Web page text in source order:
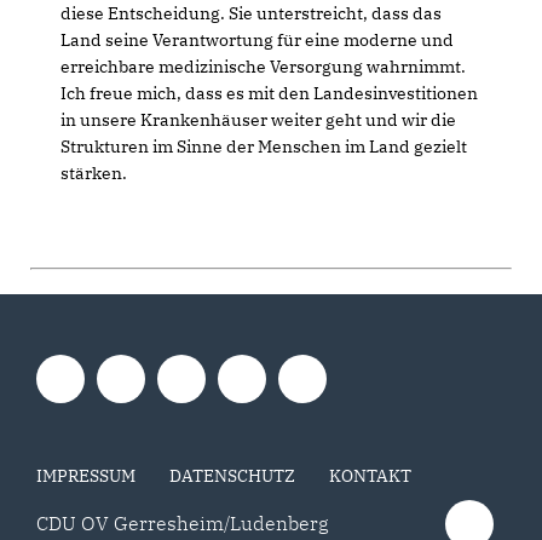
diese Entscheidung. Sie unterstreicht, dass das
Land seine Verantwortung für eine moderne und
erreichbare medizinische Versorgung wahrnimmt.
Ich freue mich, dass es mit den Landesinvestitionen
in unsere Krankenhäuser weiter geht und wir die
Strukturen im Sinne der Menschen im Land gezielt
stärken.
IMPRESSUM DATENSCHUTZ KONTAKT
CDU OV Gerresheim/Ludenberg